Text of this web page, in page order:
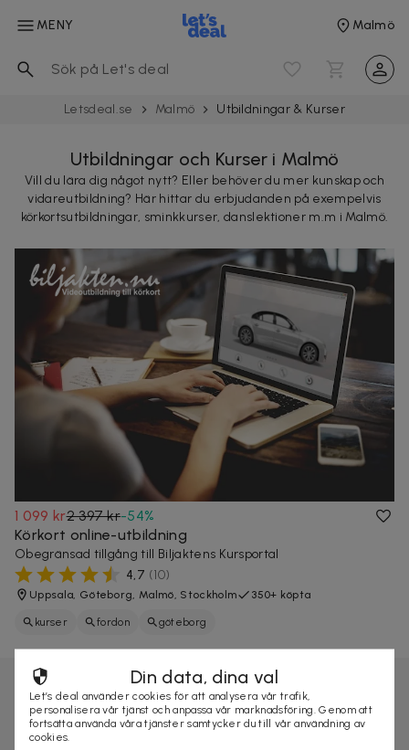
MENY Malmö
Letsdeal.se Malmö Utbild­ningar & Kurser
Utbildningar och Kurser i Malmö
Vill du lära dig något nytt? Eller behöver du mer kunskap och
vidareutbildning? Här hittar du erbjudanden på exempelvis
1 099 kr2 397 kr-54%
Körkort online-utbildning
Obegränsad tillgång till Biljaktens Kursportal
4,7 (10)
Uppsala, Göteborg, Malmö, Stockholm 350+ köpta
kurser fordon göteborg
Din data, dina val
Let’s deal använder cookies för att analysera vår trafik,
personalisera vår tjänst och anpassa vår marknadsföring. Genom att
fortsätta använda våra tjänster samtycker du till vår användning av
cookies.